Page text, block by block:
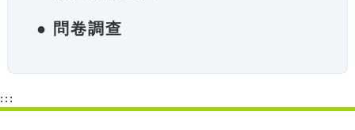
● 問卷調查
:::